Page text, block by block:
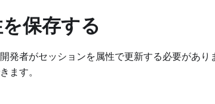
保存する
発者がセッションを属性で更新する必要があり
ます。